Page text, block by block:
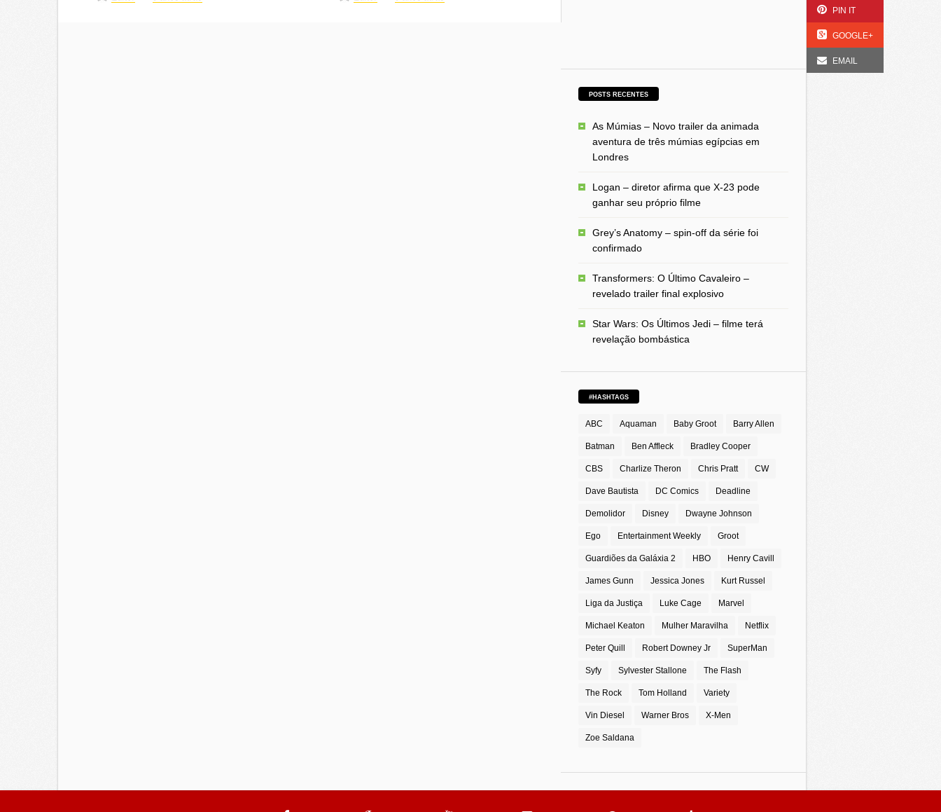
PIN IT
GOOGLE+
EMAIL
POSTS RECENTES
As Múmias – Novo trailer da animada
aventura de três múmias egípcias em
Londres
Logan – diretor afirma que X-23 pode
ganhar seu próprio filme
Grey’s Anatomy – spin-off da série foi
confirmado
Transformers: O Último Cavaleiro –
revelado trailer final explosivo
Star Wars: Os Últimos Jedi – filme terá
revelação bombástica
#HASHTAGS
ABC Aquaman Baby Groot Barry Allen
Batman Ben Affleck Bradley Cooper
CBS Charlize Theron Chris Pratt CW
Dave Bautista DC Comics Deadline
Demolidor Disney Dwayne Johnson
Ego Entertainment Weekly Groot
Guardiões da Galáxia 2 HBO Henry Cavill
James Gunn Jessica Jones Kurt Russel
Liga da Justiça Luke Cage Marvel
Michael Keaton Mulher Maravilha Netflix
Peter Quill Robert Downey Jr SuperMan
Syfy Sylvester Stallone The Flash
The Rock Tom Holland Variety
Vin Diesel Warner Bros X-Men
Zoe Saldana